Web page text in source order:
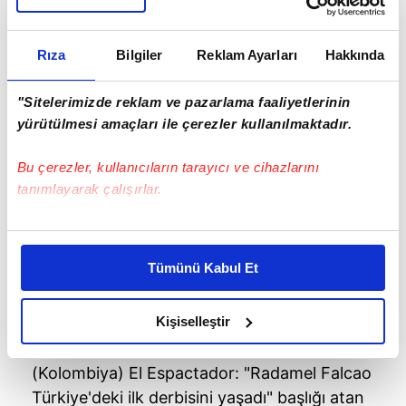
Rıza Bilgiler Reklam Ayarları Hakkında
"Sitelerimizde reklam ve pazarlama faaliyetlerinin
yürütülmesi amaçları ile çerezler kullanılmaktadır.
Bu çerezler, kullanıcıların tarayıcı ve cihazlarını
tanımlayarak çalışırlar.
Bu çerezlere izin vermeniz halinde sizlere özel
daha iyi reklam deneyimi yaşatabiliriz. Bunu yaparken
amacımızın size daha iyi bir reklam deneyimi sunmak
olduğunu ve sizlere en iyi içerikleri sunabilmek adına
elimizden gelen çabayı gösterdiğimizi ve bu noktada,
reklamların maliyetlerimizi karşılamak noktasında tek gelir
kalemimiz olduğunu sizlere hatırlatmak isteriz.
Tümünü Kabul Et
Kişiselleştir
(Kolombiya) El Espactador: "Radamel Falcao
Türkiye'deki ilk derbisini yaşadı" başlığı atan